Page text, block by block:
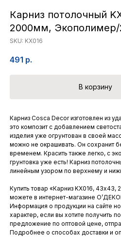
Карниз потолочный
2000мм, Экополимер/
SKU: KX016
491 р.
В корзину
Карниз Cosca Decor изготовлен из
это композит с добавлением
изделия уже огрунтован в своей
можно не окрашивать. Он сохранит
временем. Красить также легко, с
грунтовка уже есть! Карниз
линейным узором по верхнему и
Купить товар «Карниз KX016,
можете в интернет-магазине
Информация о продукции на сайте
характер, если вы хотите получить
предложение по оптовой цене,
Подробнее о способах доставки и